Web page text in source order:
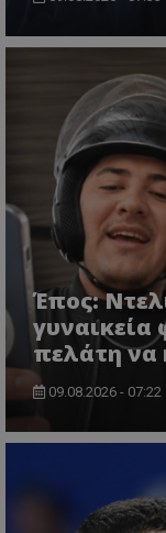
Έπος:
γυναικεία
πελάτη να
09.08.2026 - 07:22